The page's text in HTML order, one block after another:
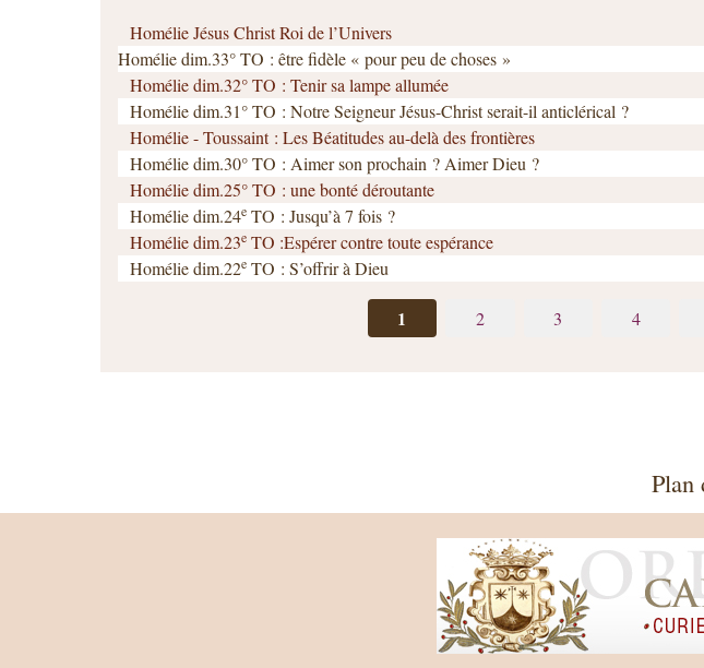
Homélie Jésus Christ Roi de l’Univers
Homélie dim.33° TO : être fidèle « pour peu de choses »
Homélie dim.32° TO : Tenir sa lampe allumée
Homélie dim.31° TO : Notre Seigneur Jésus-Christ serait-il anticlérical ?
Homélie - Toussaint : Les Béatitudes au-delà des frontières
Homélie dim.30° TO : Aimer son prochain ? Aimer Dieu ?
Homélie dim.25° TO : une bonté déroutante
Homélie dim.24e TO : Jusqu’à 7 fois ?
Homélie dim.23e TO :Espérer contre toute espérance
Homélie dim.22e TO : S’offrir à Dieu
1 2 3 4
Plan